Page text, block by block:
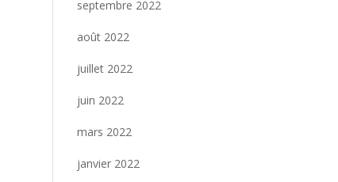
septembre 2022
août 2022
juillet 2022
juin 2022
mars 2022
janvier 2022